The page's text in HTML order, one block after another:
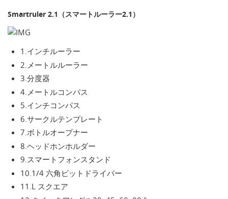
Smartruler 2.1（スマートルーラー2.1）
1.インチルーラー
2.メートルルーラー
3.分度器
4.メートルコンパス
5.インチコンパス
6.サークルテンプレート
7.ボトルオープナー
8.ヘッドホンホルダー
9.スマートフォンスタンド
10.1/4 六角ビットドライバー
11.L スクエア